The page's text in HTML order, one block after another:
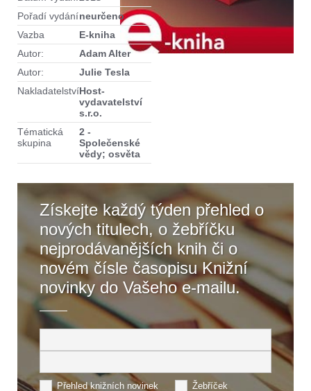
Pořadí vydáníneurčeno
Vazba
E-kniha
Autor:
Adam Alter
Autor:
Julie Tesla
NakladatelstvíHost-
vydavatelství
s.r.o.
Tématická
skupina
2 -
Společenské
vědy; osvěta
Získejte každý týden přehled o
nových titulech, o žebříčku
nejprodávanějších knih či o
novém čísle časopisu Knižní
novinky do Vašeho e-mailu.
Přehled knižních novinek Žebříček